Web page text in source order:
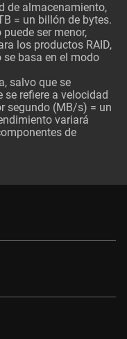
de almacenamiento,
= un billón de bytes.
ser menor,
los productos RAID,
basa en el modo
salvo que se
se refiere a velocidad
segundo (MB/s) = un
variará
de